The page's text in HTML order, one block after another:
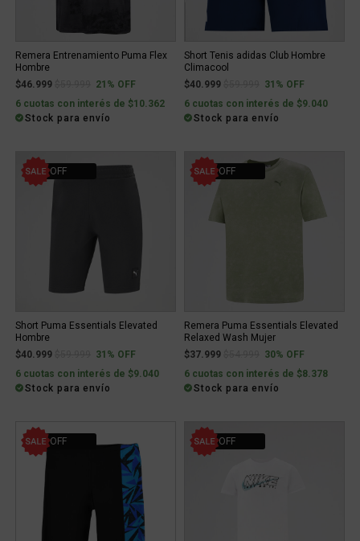
Remera Entrenamiento Puma Flex
Hombre
$46.999
Price reduced from
to21% OFF
6 cuotas con interés de $10.362
Stock para envío
Short Tenis adidas Club Hombre
Climacool
$40.999
Price reduced from
to31% OFF
6 cuotas con interés de $9.040
Stock para envío
31% OFF
Short Puma Essentials Elevated
Hombre
$40.999
Price reduced from
to31% OFF
6 cuotas con interés de $9.040
Stock para envío
30% OFF
Remera Puma Essentials Elevated
Relaxed Wash Mujer
$37.999
Price reduced from
to30% OFF
6 cuotas con interés de $8.378
Stock para envío
41% OFF 31% OFF